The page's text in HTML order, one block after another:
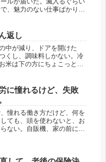
、魅力のない仕事ばかり。
って、それは、あんまり
のもやってくる。こういう
返し
中が減り、ドアを開けた
くし、調味料しかない。冷
米は下の方にちょこっと見
に憧れるけど、失敗
憧れる働き方だけど、何を
ても、頭を使わないと、お
ない。自販機、家の前に置